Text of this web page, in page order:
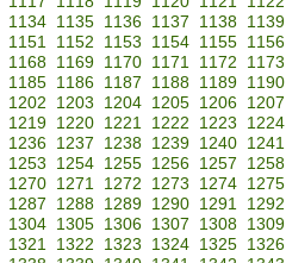
1134 1135 1136 1137 1138
1139
1151 1152 1153 1154 1155
1156
1168 1169 1170 1171 1172
1173
1185 1186 1187 1188 1189
1190
1202 1203 1204 1205 1206
1207
1219 1220 1221 1222 1223
1224
1236 1237 1238 1239 1240
1241
1253 1254 1255 1256 1257
1258
1270 1271 1272 1273 1274
1275
1287 1288 1289 1290 1291
1292
1304 1305 1306 1307 1308
1309
1321 1322 1323 1324 1325
1326